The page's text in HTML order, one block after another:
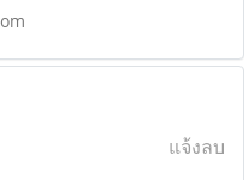
แจ้งลบ